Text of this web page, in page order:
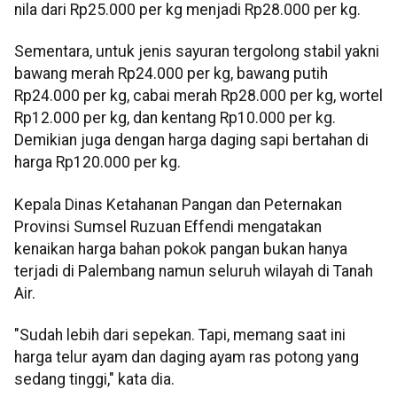
nila dari Rp25.000 per kg menjadi Rp28.000 per kg.
Sementara, untuk jenis sayuran tergolong stabil yakni
bawang merah Rp24.000 per kg, bawang putih
Rp24.000 per kg, cabai merah Rp28.000 per kg, wortel
Rp12.000 per kg, dan kentang Rp10.000 per kg.
Demikian juga dengan harga daging sapi bertahan di
harga Rp120.000 per kg.
Kepala Dinas Ketahanan Pangan dan Peternakan
Provinsi Sumsel Ruzuan Effendi mengatakan
kenaikan harga bahan pokok pangan bukan hanya
terjadi di Palembang namun seluruh wilayah di Tanah
Air.
"Sudah lebih dari sepekan. Tapi, memang saat ini
harga telur ayam dan daging ayam ras potong yang
sedang tinggi," kata dia.